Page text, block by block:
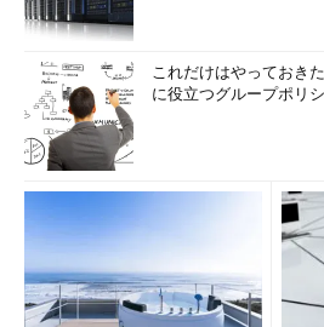
これだけはやっておき
に役立つグループポリ